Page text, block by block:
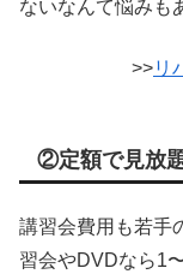
ないなんて悩みも
>>リ
②定額で見放
講習会費用も若手
習会やDVDなら1